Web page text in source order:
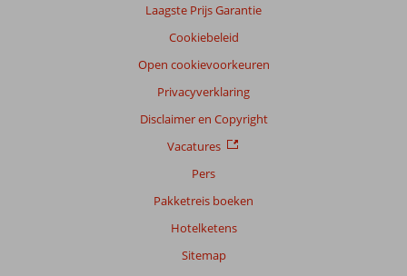
Laagste Prijs Garantie
Cookiebeleid
Open cookievoorkeuren
Privacyverklaring
Disclaimer en Copyright
Vacatures
Pers
Pakketreis boeken
Hotelketens
Sitemap